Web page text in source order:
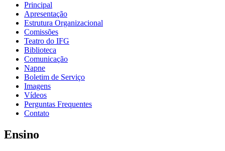
Principal
Apresentação
Estrutura Organizacional
Comissões
Teatro do IFG
Biblioteca
Comunicação
Napne
Boletim de Serviço
Imagens
Vídeos
Perguntas Frequentes
Contato
Ensino